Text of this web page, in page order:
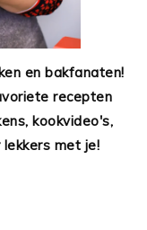
en bakfanaten!
recepten
kookvideo's,
met je!